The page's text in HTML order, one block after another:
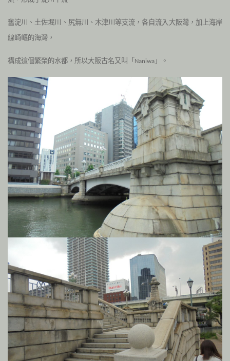
舊淀川、土佐堀川、尻無川、木津川等支流，各自流入大阪灣，加上海岸
線崎嶇的海灣，
構成這個繁榮的水都，所以大阪古名又叫「Naniwa 」。